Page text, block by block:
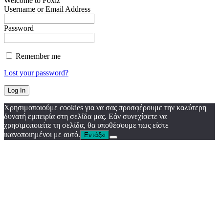
Username or Email Address
Password
Remember me
Lost your password?
Χρησιμοποιούμε cookies για να σας προσφέρουμε την καλύτερη
δυνατή εμπειρία στη σελίδα μας. Εάν συνεχίσετε να
χρησιμοποιείτε τη σελίδα, θα υποθέσουμε πως είστε
ικανοποιημένοι με αυτό.
Εντάξει